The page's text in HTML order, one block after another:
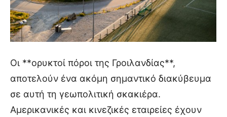
Οι **ορυκτοί πόροι της Γροιλανδίας**,
αποτελούν ένα ακόμη σημαντικό διακύβευμα
σε αυτή τη γεωπολιτική σκακιέρα.
Αμερικανικές και κινεζικές εταιρείες έχουν